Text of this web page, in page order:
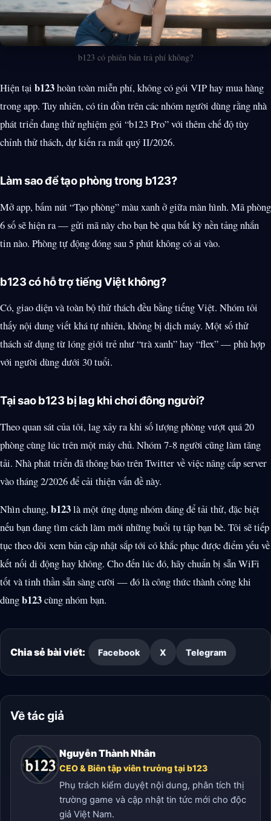
b123 có phiên bản trả phí không?
Hiện tại b123hoàn toàn miễn phí, không có gói VIP hay mua hàng
trong app. Tuy nhiên, có tin đồn trên các nhóm người dùng rằng nhà
phát triển đang thử nghiệm gói “b123 Pro” với thêm chế độ tùy
chỉnh thử thách, dự kiến ra mắt quý II/2026.
Làm sao để tạo phòng trong b123?
Mở app, bấm nút “Tạo phòng” màu xanh ở giữa màn hình. Mã phòng
6 số sẽ hiện ra — gửi mã này cho bạn bè qua bất kỳ nền tảng nhắn
tin nào. Phòng tự động đóng sau 5 phút không có ai vào.
b123 có hỗ trợ tiếng Việt không?
Có, giao diện và toàn bộ thử thách đều bằng tiếng Việt. Nhóm tôi
thấy nội dung viết khá tự nhiên, không bị dịch máy. Một số thử
thách sử dụng từ lóng giới trẻ như “trà xanh” hay “flex” — phù hợp
với người dùng dưới 30 tuổi.
Tại sao b123 bị lag khi chơi đông người?
Theo quan sát của tôi, lag xảy ra khi số lượng phòng vượt quá 20
phòng cùng lúc trên một máy chủ. Nhóm 7-8 người cũng làm tăng
tải. Nhà phát triển đã thông báo trên Twitter về việc nâng cấp server
vào tháng 2/2026 để cải thiện vấn đề này.
Nhìn chung,b123là một ứng dụng nhóm đáng để tải thử, đặc biệt
nếu bạn đang tìm cách làm mới những buổi tụ tập bạn bè. Tôi sẽ tiếp
tục theo dõi xem bản cập nhật sắp tới có khắc phục được điểm yếu về
kết nối di động hay không. Cho đến lúc đó, hãy chuẩn bị sẵn WiFi
tốt và tinh thần sẵn sàng cười — đó là công thức thành công khi
dùngb123cùng nhóm bạn.
Chia sẻ bài viết: Facebook X Telegram
Về tác giả
Nguyễn Thành Nhân
CEO & Biên tập viên trưởng tại b123
Phụ trách kiểm duyệt nội dung, phân tích thị
trường game và cập nhật tin tức mới cho độc
giả Việt Nam.